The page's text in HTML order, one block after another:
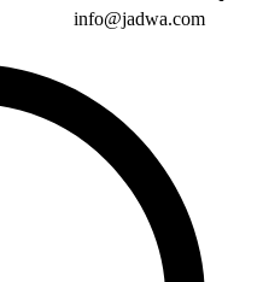
info@jadwa.com